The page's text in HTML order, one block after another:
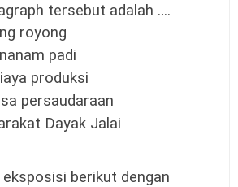
tersebut adalah ….
royong
padi
produksi
persaudaraan
Dayak Jalai
eksposisi berikut dengan